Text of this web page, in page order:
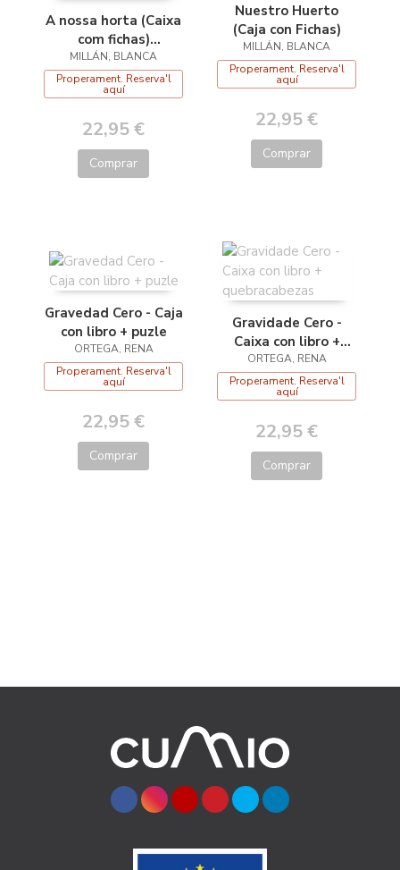
A nossa horta (Caixa
com fichas)
(Portugués)
MILLÁN, BLANCA
Properament. Reserva'l
aquí
22,95 €
Comprar
Nuestro Huerto
(Caja con Fichas)
MILLÁN, BLANCA
Properament. Reserva'l
aquí
22,95 €
Comprar
Gravedad Cero - Caja
con libro + puzle
ORTEGA, RENA
Properament. Reserva'l
aquí
22,95 €
Comprar
Gravidade Cero -
Caixa con libro +
quebracabezas
ORTEGA, RENA
Properament. Reserva'l
aquí
22,95 €
Comprar